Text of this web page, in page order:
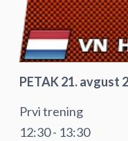
PETAK 21. avgust
Prvi trening
12:30 - 13:30